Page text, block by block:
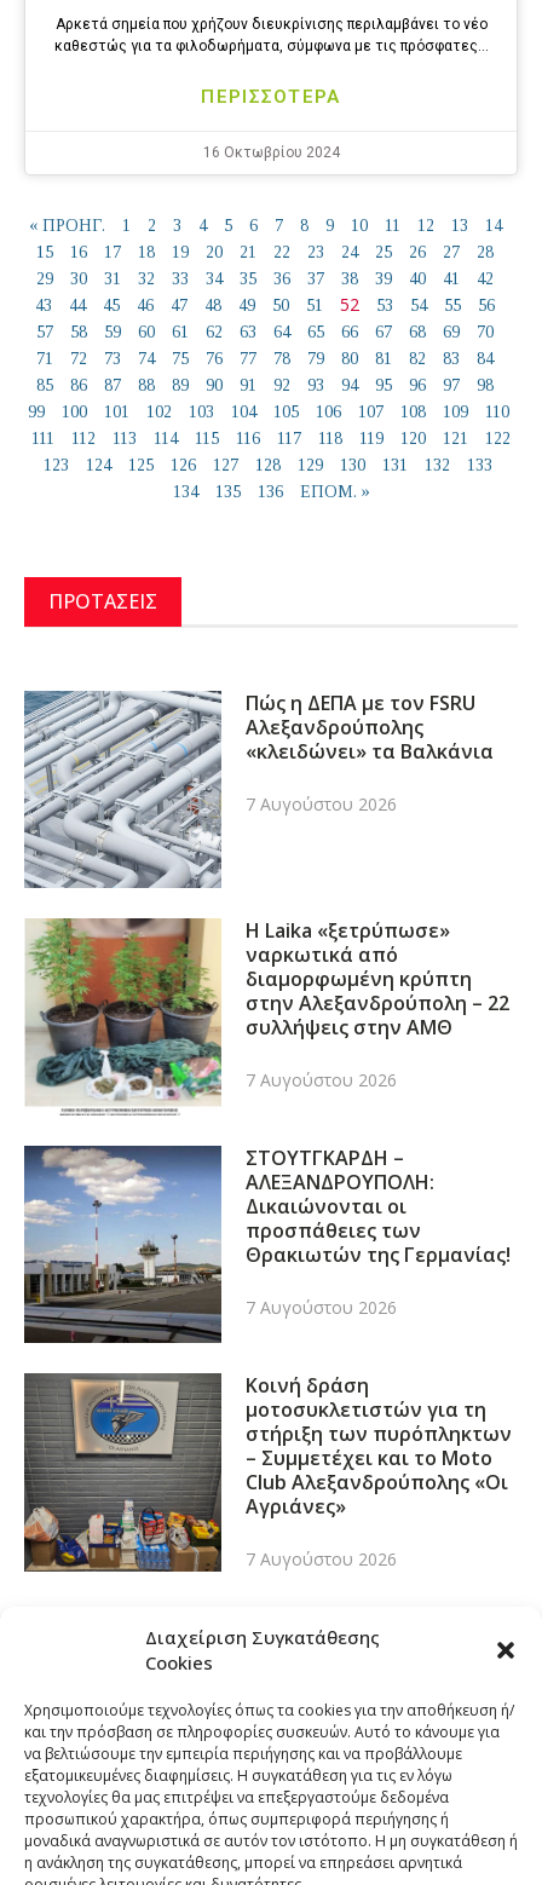
Διαχείριση Συγκατάθεσης
Cookies
Χρησιμοποιούμε τεχνολογίες όπως τα cookies για την αποθήκευση ή/
και την πρόσβαση σε πληροφορίες συσκευών. Αυτό το κάνουμε για
να βελτιώσουμε την εμπειρία περιήγησης και να προβάλλουμε
εξατομικευμένες διαφημίσεις. Η συγκατάθεση για τις εν λόγω
τεχνολογίες θα μας επιτρέψει να επεξεργαστούμε δεδομένα
προσωπικού χαρακτήρα, όπως συμπεριφορά περιήγησης ή
μοναδικά αναγνωριστικά σε αυτόν τον ιστότοπο. Η μη συγκατάθεση ή
η ανάκληση της συγκατάθεσης, μπορεί να επηρεάσει αρνητικά
Αρκετά σημεία που χρήζουν διευκρίνισης περιλαμβάνει το νέο
καθεστώς για τα φιλοδωρήματα, σύμφωνα με τις πρόσφατες…
ΠΕΡΙΣΣΟΤΕΡΑ
16 Οκτωβρίου 2024
« ΠΡΟΗΓ. 1 2 3 4 5 6 7 8 9 10 11 12 13
14
15
16 17 18 19 20 21 22 23 24 25 26 27
28
29
30 31 32 33 34 35 36 37 38 39 40 41
42
43
44 45 46 47 48 49 50 51 52 53 54 55
56
57
58 59 60 61 62 63 64 65 66 67 68 69
70
71
72 73 74 75 76 77 78 79 80 81 82 83
84
85
86 87 88 89 90 91 92 93 94 95 96 97
98
99
100 101 102 103 104 105 106 107 108 109
110
111
112 113 114 115 116 117 118 119 120 121
122
123
124 125 126 127 128 129 130 131 132
133
134
135 136 ΕΠΟΜ. »
ΠΡΟΤΑΣΕΙΣ
Πώς η ΔΕΠΑ με τον FSRU
Αλεξανδρούπολης
«κλειδώνει» τα Βαλκάνια
7 Αυγούστου 2026
Η Laika «ξετρύπωσε»
ναρκωτικά από
διαμορφωμένη κρύπτη
στην Αλεξανδρούπολη – 22
συλλήψεις στην ΑΜΘ
7 Αυγούστου 2026
ΣΤΟΥΤΓΚΑΡΔΗ –
ΑΛΕΞΑΝΔΡΟΥΠΟΛΗ:
Δικαιώνονται οι
προσπάθειες των
Θρακιωτών της Γερμανίας!
7 Αυγούστου 2026
Κοινή δράση
μοτοσυκλετιστών για τη
στήριξη των πυρόπληκτων
– Συμμετέχει και το Moto
Club Αλεξανδρούπολης «Οι
Αγριάνες»
7 Αυγούστου 2026